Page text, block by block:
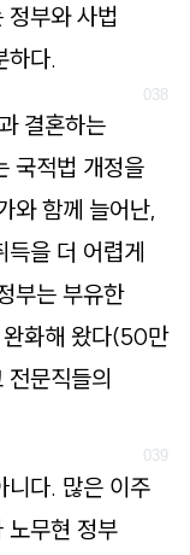
정부와 사법
하다.
결혼하는
국적법 개정을
와 함께 늘어난,
을 더 어렵게
부는 부유한
화해 왔다(50만
문직들의
니다. 많은 이주
노무현 정부